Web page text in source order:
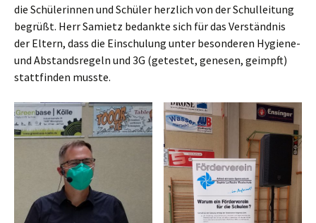
die Schülerinnen und Schüler herzlich von der Schulleitung
begrüßt. Herr Samietz bedankte sich für das Verständnis
der Eltern, dass die Einschulung unter besonderen Hygiene-
und Abstandsregeln und 3G (getestet, genesen, geimpft)
stattfinden musste.